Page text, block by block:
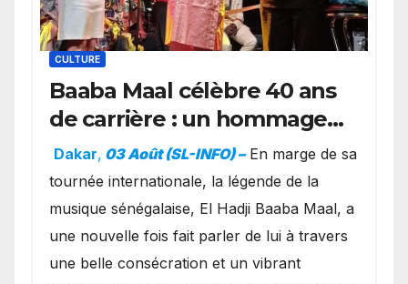
CULTURE
Baaba Maal célèbre 40 ans
de carrière : un hommage
exceptionnel à Oslo en
présence de la famille
royale.
Dakar, 03 Août (SL-INFO) – ​En marge de sa
tournée internationale, la légende de la
musique sénégalaise, El Hadji Baaba Maal, a
une nouvelle fois fait parler de lui à travers
une belle consécration et un vibrant